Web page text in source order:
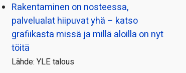
Rakentaminen on nosteessa,
palvelualat hiipuvat yhä – katso
grafiikasta missä ja millä aloilla on nyt
töitä
Lähde: YLE talous